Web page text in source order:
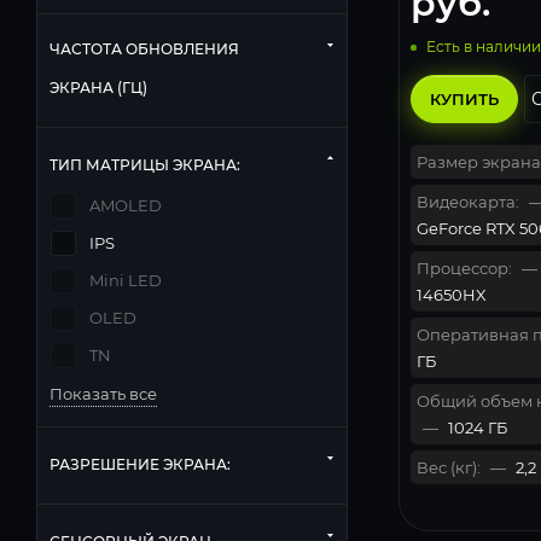
Есть в наличии
КУПИТЬ
Размер
Видеокарта:
GeForce RTX
Процессор: —
14650HX
Оперативная
ГБ
Общий объем
— 1024 ГБ
Вес (кг): — 2,2
ЧАСТОТА ОБНОВЛЕНИЯ
ЭКРАНА (ГЦ)
ТИП МАТРИЦЫ ЭКРАНА:
AMOLED
IPS
Mini LED
OLED
TN
Показать все
РАЗРЕШЕНИЕ ЭКРАНА: